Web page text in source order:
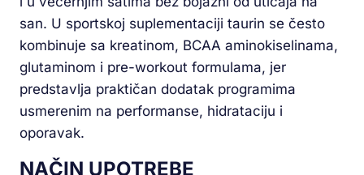
san. U sportskoj suplementaciji taurin se često
kombinuje sa kreatinom, BCAA aminokiselinama,
glutaminom i pre-workout formulama, jer
predstavlja praktičan dodatak programima
usmerenim na performanse, hidrataciju i
oporavak.
NAČIN UPOTREBE